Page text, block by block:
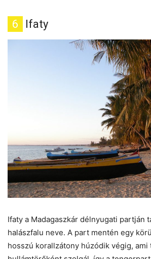
6 Ifaty
Ifaty a Madagaszkár délnyugati partján
halászfalu neve. A part mentén egy
hosszú korallzátony húzódik végig, ami